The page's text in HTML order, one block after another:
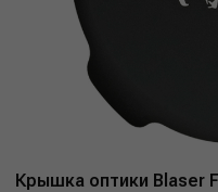
Крышка оптики Blaser